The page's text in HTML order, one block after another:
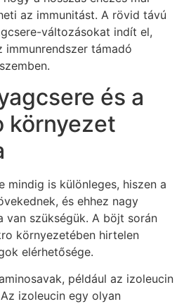
az immunitást. A rövid távú
változásokat indít el,
támadó
és a
környezet
mindig is különleges, hiszen a
és ehhez nagy
van szükségük. A böjt során
környezetében hirtelen
elérhetősége.
például az izoleucin
izoleucin egy olyan